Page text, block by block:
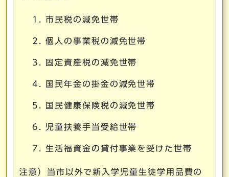
市民税の減免世帯
個人の事業税の減免世帯
固定資産税の減免世帯
国民年金の掛金の減免世帯
国民健康保険税の減免世帯
児童扶養手当受給世帯
生活福資金の貸付事業を受けた世帯
注意）当市以外で新入学児童生徒学用品費の